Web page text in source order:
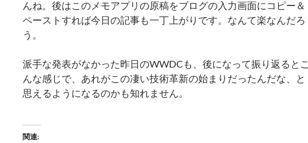
んね。後はこのメモアプリの原稿をブログの入力画面にコピー＆
ペーストすれば今日の記事も一丁上がりです。なんて楽なんだろ
う。
派手な発表がなかった昨日のWWDCも、後になって振り返るとこ
んな感じで、あれがこの凄い技術革新の始まりだったんだな、と
思えるようになるのかも知れません。
関連